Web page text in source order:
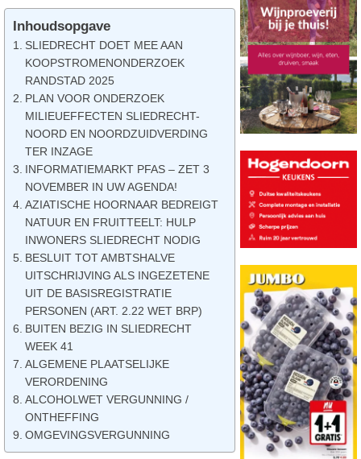
Inhoudsopgave
SLIEDRECHT DOET MEE AAN
KOOPSTROMENONDERZOEK
RANDSTAD 2025
PLAN VOOR ONDERZOEK
MILIEUEFFECTEN SLIEDRECHT-
NOORD EN NOORDZUIDVERDING
TER INZAGE
INFORMATIEMARKT PFAS – ZET 3
NOVEMBER IN UW AGENDA!
AZIATISCHE HOORNAAR BEDREIGT
NATUUR EN FRUITTEELT: HULP
INWONERS SLIEDRECHT NODIG
BESLUIT TOT AMBTSHALVE
UITSCHRIJVING ALS INGEZETENE
UIT DE BASISREGISTRATIE
PERSONEN (ART. 2.22 WET BRP)
BUITEN BEZIG IN SLIEDRECHT
WEEK 41
ALGEMENE PLAATSELIJKE
VERORDENING
ALCOHOLWET VERGUNNING /
ONTHEFFING
OMGEVINGSVERGUNNING